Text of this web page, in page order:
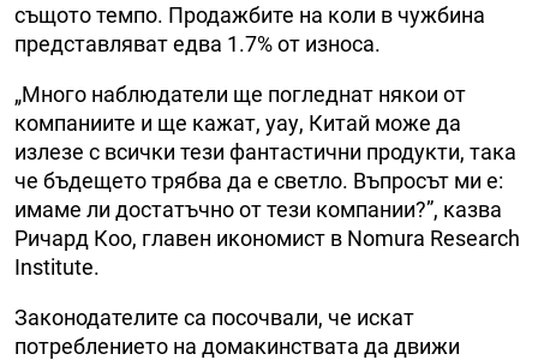
същото темпо. Продажбите на коли в чужбина
представляват едва 1.7% от износа.
„Много наблюдатели ще погледнат някои от
компаниите и ще кажат, уау, Китай може да
излезе с всички тези фантастични продукти, така
че бъдещето трябва да е светло. Въпросът ми е:
имаме ли достатъчно от тези компании?”, казва
Ричард Коо, главен икономист в Nomura Research
Institute.
Законодателите са посочвали, че искат
потреблението на домакинствата да движи